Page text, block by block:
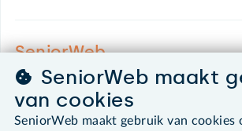
SeniorWeb.
De computerhulp voor u.
030 - 276 99 65
leden@seniorweb.nl
SeniorWeb maakt
van cookies
SeniorWeb maakt gebruik van cookies